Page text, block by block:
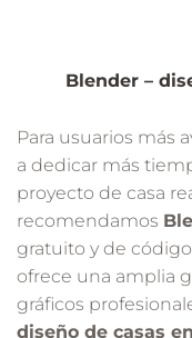
Blender –
Para usuarios más
a dedicar más
proyecto de casa
recomendamos
gratuito y de
ofrece una amplia
gráficos
diseño de casas